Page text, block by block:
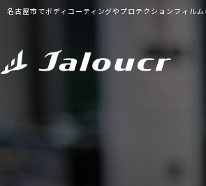
名古屋市でボディコーティングやプロテクションフィル